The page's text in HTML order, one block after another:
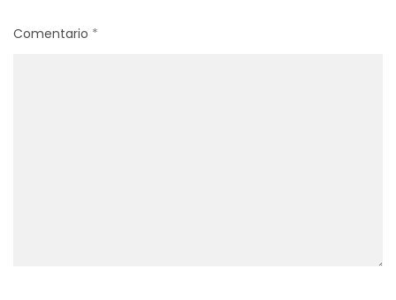
Comentario *